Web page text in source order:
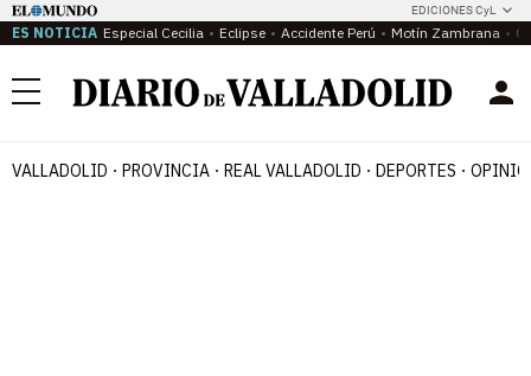
EDICIONES CyL
ES NOTICIA Especial Cecilia Eclipse Accidente Perú Motín Zambrana
Menú
VALLADOLID PROVINCIA REAL VALLADOLID DEPORTES